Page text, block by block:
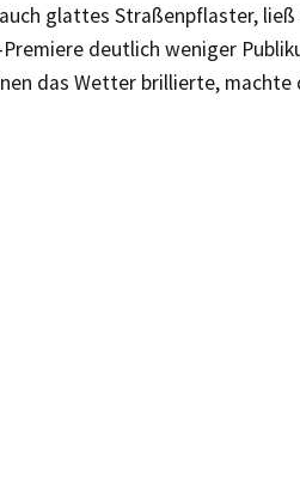
glattes Straßenpflaster,
deutlich weniger
das Wetter brillierte,